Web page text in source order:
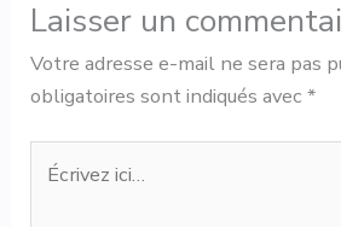
Laisser un
Votre adresse e-mail ne sera pas
obligatoires sont indiqués avec*
Écrivez
ici…